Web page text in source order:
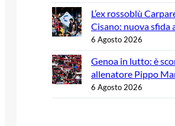
L’ex rossoblù
Cisano: nuova sfida
6 Agosto 2026
Genoa in lutto: è
allenatore Pippo
6 Agosto 2026